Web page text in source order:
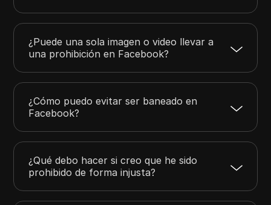
¿Puede una sola imagen o video llevar a
una prohibición en Facebook?
¿Cómo puedo evitar ser baneado en
Facebook?
¿Qué debo hacer si creo que he sido
prohibido de forma injusta?